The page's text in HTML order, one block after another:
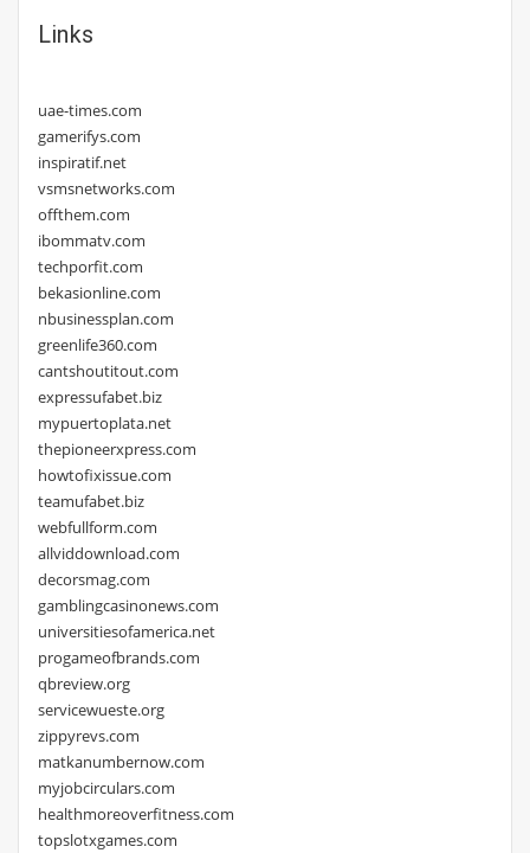
Links
uae-times.com
gamerifys.com
inspiratif.net
vsmsnetworks.com
offthem.com
ibommatv.com
techporfit.com
bekasionline.com
nbusinessplan.com
greenlife360.com
cantshoutitout.com
expressufabet.biz
mypuertoplata.net
thepioneerxpress.com
howtofixissue.com
teamufabet.biz
webfullform.com
allviddownload.com
decorsmag.com
gamblingcasinonews.com
universitiesofamerica.net
progameofbrands.com
qbreview.org
servicewueste.org
zippyrevs.com
matkanumbernow.com
myjobcirculars.com
healthmoreoverfitness.com
topslotxgames.com